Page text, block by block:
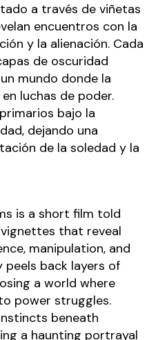
a través de viñetas
encuentros con la
y la alienación. Cada
de oscuridad
mundo donde la
luchas de poder.
bajo la
dejando una
de la soledad y la
is a short film told
that reveal
manipulation, and
peels back layers of
a world where
power struggles.
beneath
a haunting portrayal